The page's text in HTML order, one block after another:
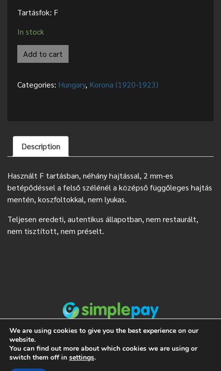
Tartásfok: F
In stock
Add to cart
Categories: Hungary, Korona (1920-1923)
Description
Használt F tartásban, néhány hajtással, 2 mm-es
betépődéssel a felső szélénél a középső függőleges hajtás
mentén, koszfoltokkal, nem lyukas.
Teljesen eredeti, autentikus állapotban, nem restaurált,
nem tisztított, nem préselt.
We are using cookies to give you the best experience on our
website.
You can find out more about which cookies we are using or
switch them off in settings.